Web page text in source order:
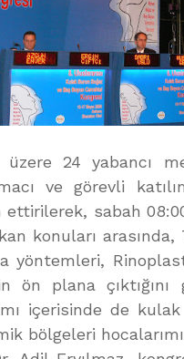
24 yabancı
ve görevli
ettirilerek, sabah
konuları
yöntemleri,
ön plana
içerisinde de
bölgeleri